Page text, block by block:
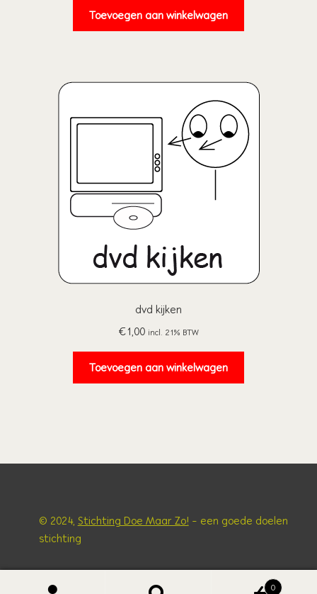
Toevoegen aan winkelwagen
dvd kijken
€1,00 incl. 21% BTW
Toevoegen aan winkelwagen
© 2024, Stichting Doe Maar Zo! - een goede doelen
stichting
0